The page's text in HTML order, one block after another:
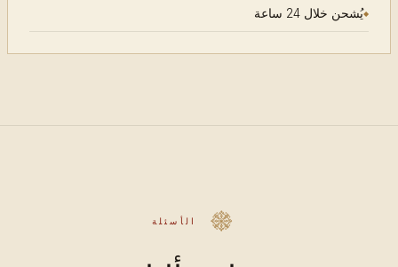
يُشحن خلال 24 ساعة
الأسئلة